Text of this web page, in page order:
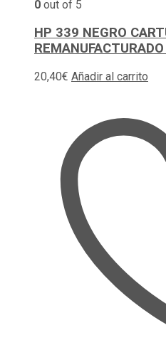
0 out of 5
HP 339 NEGRO
20,40€ Añadir al carrito